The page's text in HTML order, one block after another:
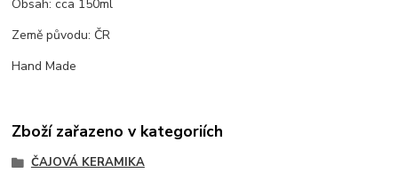
Obsah: cca 150ml
Země původu: ČR
Hand Made
Zboží zařazeno v kategoriích
ČAJOVÁ KERAMIKA